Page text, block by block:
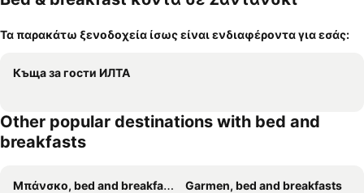
α
Τα παρακάτω ξενοδοχεία ίσως είναι ενδιαφέροντα για εσάς:
Къща за гости ИЛТА
Other popular destinations with bed and
breakfasts
Μπάνσκο, bed and breakfasts
Garmen, bed and breakfasts